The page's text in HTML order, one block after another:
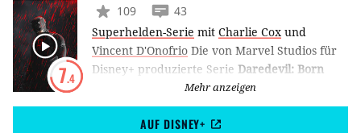
7.4
109
43
Superhelden-Serie mit Charlie Cox und
Vincent D'Onofrio Die von Marvel Studios für
Disney+ produzierte Serie Daredevil: Born
bringt den blinden Anwalt Matt
Murdock und Superhelden Daredevil zurück.
Charlie Cox verkörperte die Figur zuvor in
Mehr anzeigen
AUF DISNEY+